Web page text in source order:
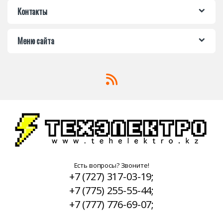
Контакты
Меню сайта
Есть вопросы? Звоните!
+7 (727) 317-03-19;
+7 (775) 255-55-44;
+7 (777) 776-69-07;